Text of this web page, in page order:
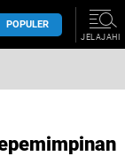
POPULER
JELAJAHI